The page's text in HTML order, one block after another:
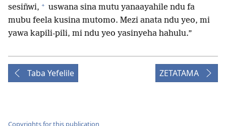
sesiñwi, + uswana sina mutu yanaayahile ndu fa
mubu feela kusina mutomo. Mezi anata ndu yeo, mi
yawa kapili-pili, mi ndu yeo yasinyeha hahulu.”
Taba Yefelile ZETATAMA
Copyrights for this publication